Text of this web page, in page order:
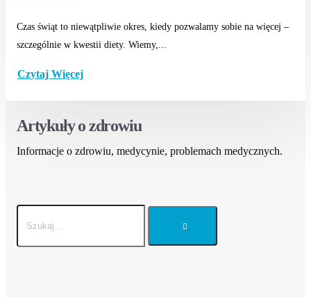
Czas świąt to niewątpliwie okres, kiedy pozwalamy sobie na więcej –
szczególnie w kwestii diety. Wiemy,...
Czytaj Więcej
Artykuły o zdrowiu
Informacje o zdrowiu, medycynie, problemach medycznych.